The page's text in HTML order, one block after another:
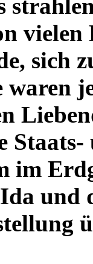
sich
waren
im
und